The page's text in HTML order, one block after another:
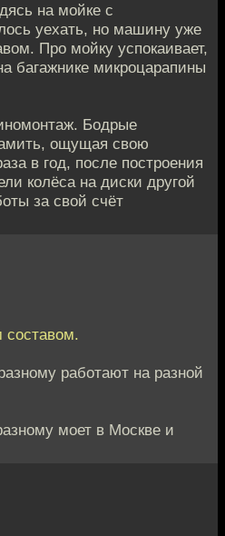
на мойке с
уехать, но машину уже
Про мойку успокаивает,
багажнике микроцарапины
Бодрые
ощущая свою
в год, после построения
колёса на диски другой
за свой счёт
работают на разной
моет в Москве и